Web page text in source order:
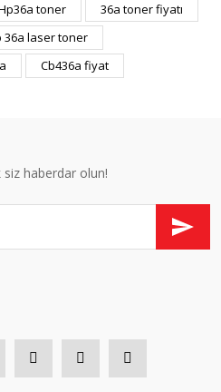
toner
36a toner fiyatı
36a laser toner
Cb436a fiyat
haberdar olun!